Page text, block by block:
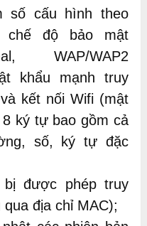
số cấu hình theo
chế độ bảo mật
WAP/WAP2
khẩu mạnh truy
kết nối Wifi (mật
ký tự bao gồm cả
số, ký tự đặc
được phép truy
địa chỉ MAC);